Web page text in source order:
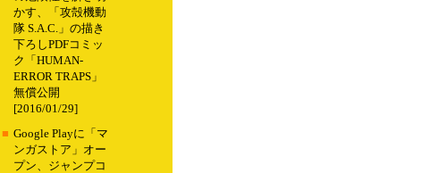
かす、「攻殻機動
隊 S.A.C.」の描き
下ろしPDFコミッ
ク「HUMAN-
ERROR TRAPS」
無償公開
[2016/01/29]
■ Google Playに「マ
ンガストア」オー
プン、ジャンプコ